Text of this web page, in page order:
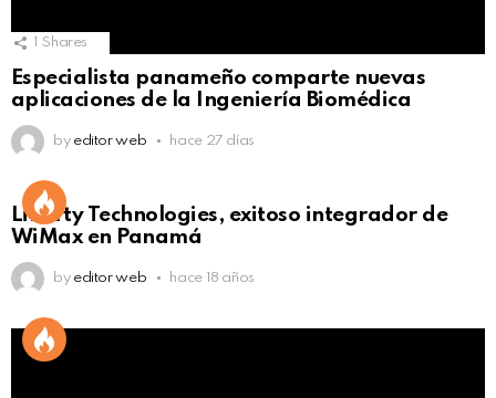
1 Shares
Especialista panameño comparte nuevas
aplicaciones de la Ingeniería Biomédica
by editor web hace 27 días
Liberty Technologies, exitoso integrador de
WiMax en Panamá
by editor web hace 18 años